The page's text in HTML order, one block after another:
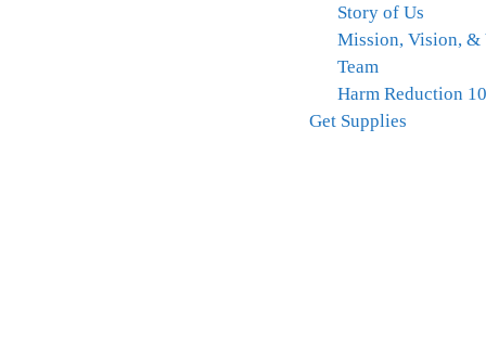
Story of Us
Mission, Vision, &
Team
Harm Reduction
Get Supplies